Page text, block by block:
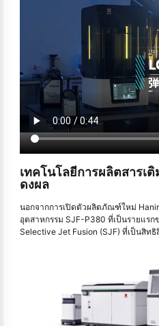
เทคโนโลยีการผลิตสารเ
ดงผล
นอกจากการเปิดตัวผลิตภัณฑ์ใหม่
อุตสาหกรรม SJF-P380 ที่เป็นรายแรก
Selective Jet Fusion (SJF) ที่เป็นสิทธิ